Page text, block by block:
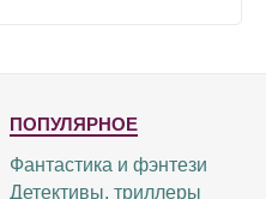
ПОПУЛЯРНОЕ
Фантастика и фэнтези
Детективы, триллеры